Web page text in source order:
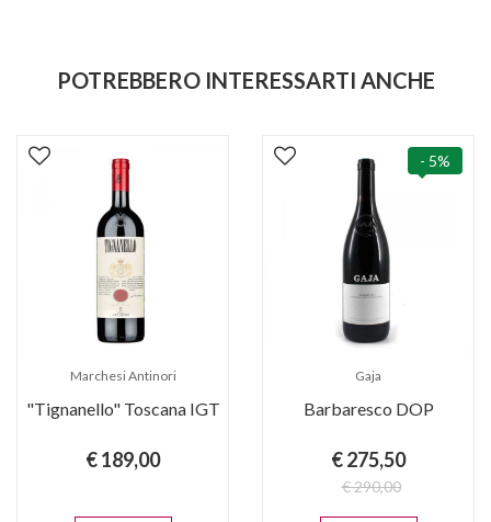
POTREBBERO INTERESSARTI ANCHE
Marchesi Antinori
"Tignanello" Toscana IGT
€ 189,00
- 5%
Gaja
Barbaresco DOP
€ 275,50
€ 290,00